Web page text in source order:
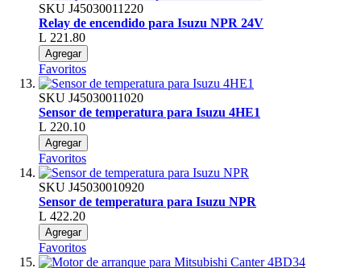
SKU J45030011220
Relay de encendido para Isuzu NPR 24V
L 221.80
Agregar
Favoritos
SKU J45030011020
Sensor de temperatura para Isuzu 4HE1
L 220.10
Agregar
Favoritos
SKU J45030010920
Sensor de temperatura para Isuzu NPR
L 422.20
Agregar
Favoritos